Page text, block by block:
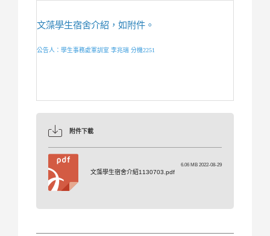
文藻學生宿舍介紹，如附件。
公告人：學生事務處軍訓室 李兆瑞 分機2251
附件下載
文藻學生宿舍介紹1130703.pdf
6.06 MB 2022-08-29